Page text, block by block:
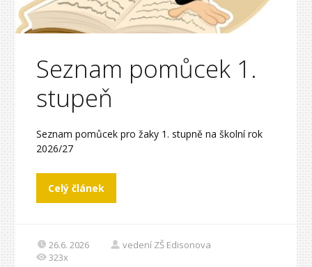
Seznam pomůcek 1.
stupeň
Seznam pomůcek pro žaky 1. stupně na školní rok
2026/27
Celý článek
26.6. 2026
vedení ZŠ Edisonova
323x